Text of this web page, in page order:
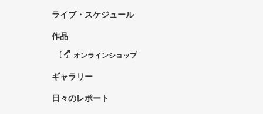
ライブ・スケジュール
作品
オンラインショップ
ギャラリー
日々のレポート